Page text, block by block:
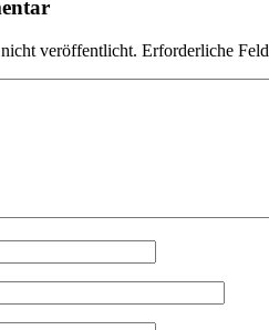
veröffentlicht. Erforderliche